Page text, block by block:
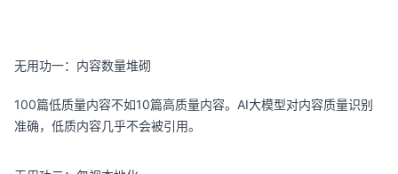
无用功一：内容数量堆砌
100篇低质量内容不如10篇高质量内容。AI大模型对内容质量识别
准确，低质内容几乎不会被引用。